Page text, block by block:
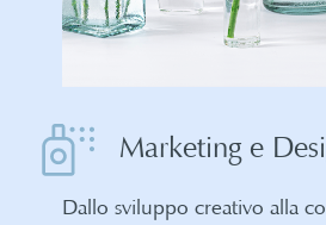
Marketing e
Dallo sviluppo creativo alla